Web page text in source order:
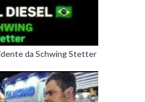
da Schwing Stetter